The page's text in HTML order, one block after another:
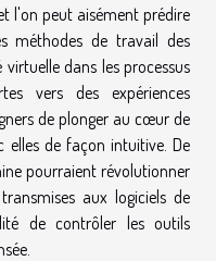
l'on peut aisément prédire
méthodes de travail des
dans les processus
vers des expériences
de plonger au cœur de
elles de façon intuitive. De
pourraient révolutionner
aux logiciels de
de contrôler les outils